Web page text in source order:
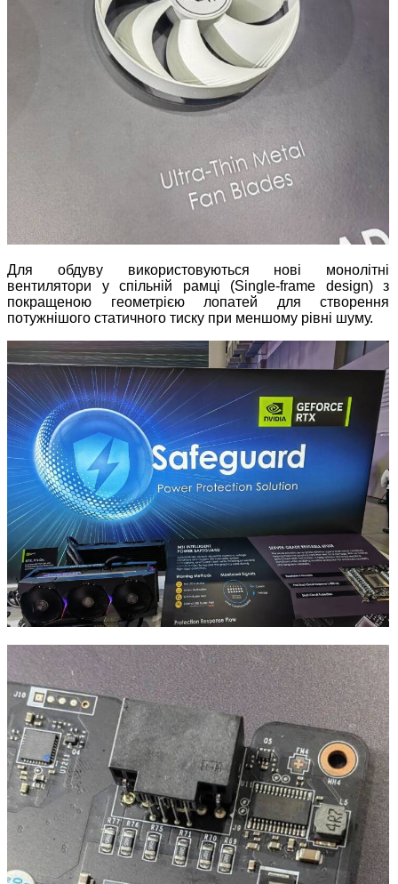
Для обдуву використовуються нові монолітні
вентилятори у спільній рамці (Single-frame design) з
покращеною геометрією лопатей для створення
потужнішого статичного тиску при меншому рівні шуму.